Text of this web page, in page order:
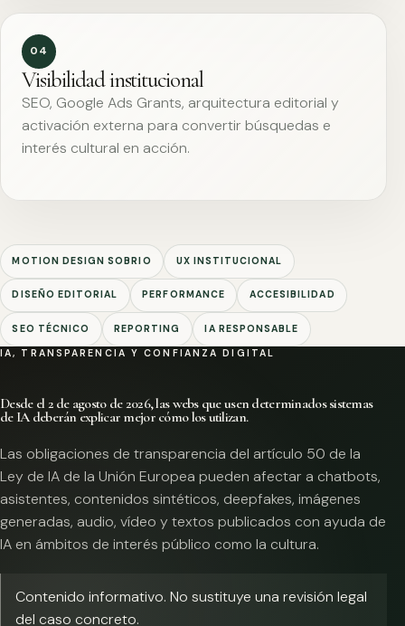
04
Visibilidad institucional
SEO, Google Ads Grants, arquitectura editorial y
activación externa para convertir búsquedas e
interés cultural en acción.
MOTION DESIGN SOBRIO UX INSTITUCIONAL
DISEÑO EDITORIAL PERFORMANCE ACCESIBILIDAD
SEO TÉCNICO REPORTING IA RESPONSABLE
IA, TRANSPARENCIA Y CONFIANZA DIGITAL
Desde el 2 de agosto de 2026, las webs que usen determinados sistemas
de IA deberán explicar mejor cómo los utilizan.
Las obligaciones de transparencia del artículo 50 de la
Ley de IA de la Unión Europea pueden afectar a chatbots,
asistentes, contenidos sintéticos, deepfakes, imágenes
generadas, audio, vídeo y textos publicados con ayuda de
IA en ámbitos de interés público como la cultura.
Contenido informativo. No sustituye una revisión legal
del caso concreto.